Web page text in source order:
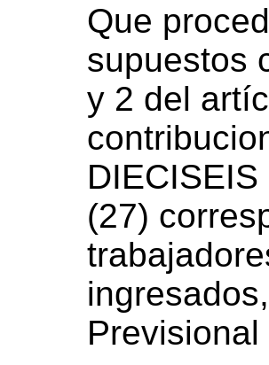
Que
supuestos
y 2 del
(27)
Previsional